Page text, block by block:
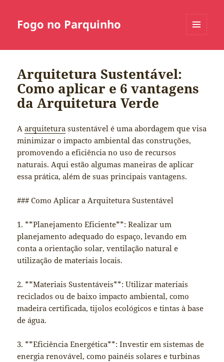
Fogo no Parquinho
Arquitetura Sustentável:
Como aplicar e 6 vantagens
da Arquitetura Verde
Aarquitetura sustentável é uma abordagem que visa
minimizar o impacto ambiental das construções,
promovendo a eficiência no uso de recursos
naturais. Aqui estão algumas maneiras de aplicar
essa prática, além de suas principais vantagens.
### Como Aplicar a Arquitetura Sustentável
1. **Planejamento Eficiente**: Realizar um
planejamento adequado do espaço, levando em
conta a orientação solar, ventilação natural e
utilização de materiais locais.
2. **Materiais Sustentáveis**: Utilizar materiais
reciclados ou de baixo impacto ambiental, como
madeira certificada, tijolos ecológicos e tintas à base
de água.
3. **Eficiência Energética**: Investir em sistemas de
energia renovável, como painéis solares e turbinas